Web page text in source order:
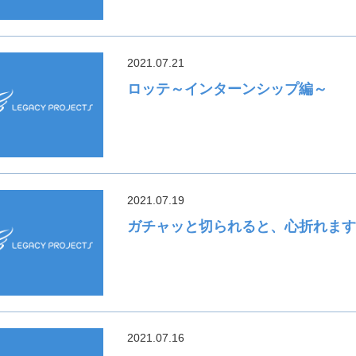
2021.07.21
ロッテ～インターンシップ編～
2021.07.19
ガチャッと切られると、心折れま
2021.07.16